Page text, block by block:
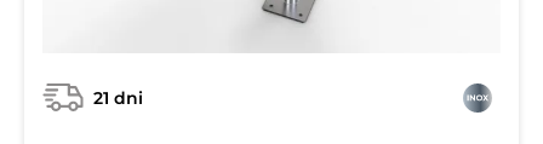
21 dni